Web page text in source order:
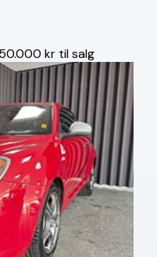
kr til salg